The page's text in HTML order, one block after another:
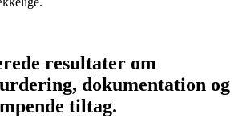
resultater om
dokumentation og
tiltag.